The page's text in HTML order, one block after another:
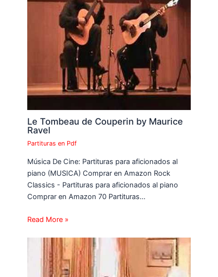
Le Tombeau de Couperin by Maurice
Ravel
Partituras en Pdf
Música De Cine: Partituras para aficionados al
piano (MUSICA) Comprar en Amazon Rock
Classics - Partituras para aficionados al piano
Comprar en Amazon 70 Partituras…
Read More »